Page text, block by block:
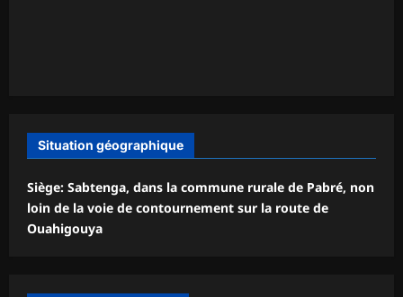
Situation géographique
Siège: Sabtenga, dans la commune rurale de Pabré, non
loin de la voie de contournement sur la route de
Ouahigouya